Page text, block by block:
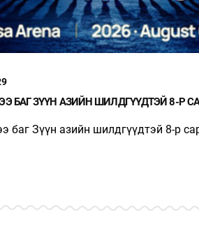
БАГ ЗҮҮН АЗИЙН ШИЛДГҮҮДТЭЙ 8-Р
Зүүн азийн шилдгүүдтэй 8-р